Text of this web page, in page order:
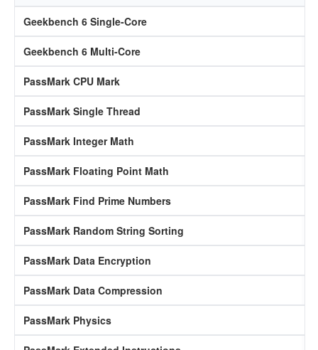
Geekbench 6 Single-Core
Geekbench 6 Multi-Core
PassMark CPU Mark
PassMark Single Thread
PassMark Integer Math
PassMark Floating Point Math
PassMark Find Prime Numbers
PassMark Random String Sorting
PassMark Data Encryption
PassMark Data Compression
PassMark Physics